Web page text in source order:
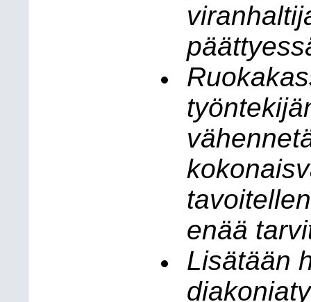
enää
Lisätään